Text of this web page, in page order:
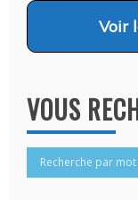
Voir
VOUS